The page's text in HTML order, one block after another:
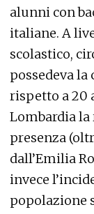
alunni con
italiane. A
scolastico,
possedeva
rispetto a 20
Lombardia la
presenza
dall’Emilia
invece
popolazione